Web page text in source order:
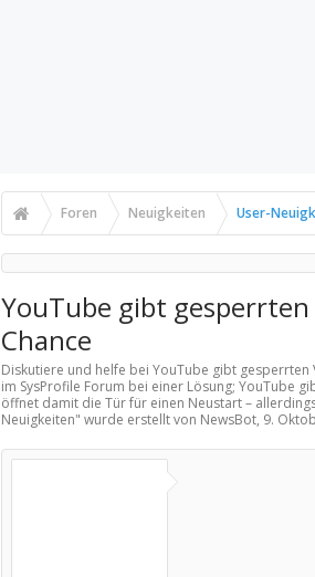
Foren Neuigkeiten User-
YouTube gibt
Chance
Diskutiere und helfe bei YouTube gibt
im SysProfile Forum bei einer Lösung; YouTube
öffnet damit die Tür für einen Neustart –
Neuigkeiten" wurde erstellt von NewsBot, 9.